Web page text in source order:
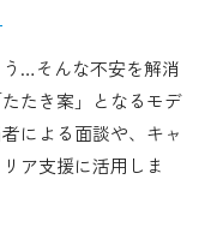
…そんな不安を解消
たき案」となるモデ
による面談や、キャ
ア支援に活用しま